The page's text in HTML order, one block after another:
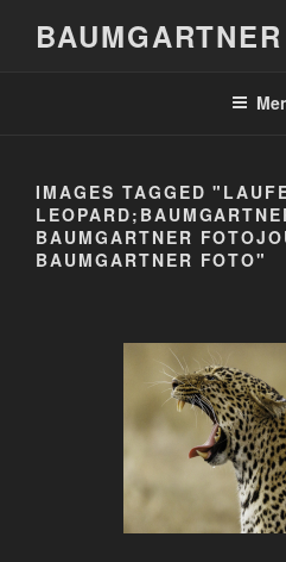
IMAGES TAGGED
BAUMGARTNER
BAUMGARTNER FOTO"